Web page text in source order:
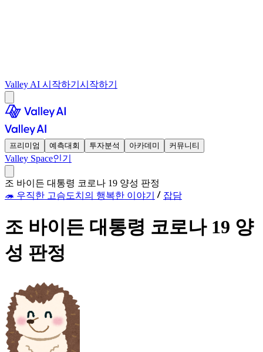
Valley AI 시작하기 시작하기
프리미엄 예측대회 투자분석 아카데미 커뮤니티
Valley Space인기
조 바이든 대통령 코로나 19 양성 판정
🦔 우직한 고슴도치의 행복한 이야기
잡담
조 바이든 대통령 코로나 19 양
성 판정